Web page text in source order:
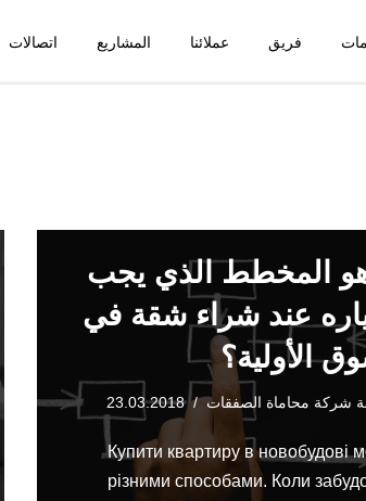
فريق عملائنا المشاريع اتصالات
المخطط الذي يجب
عند شراء شقة في
الأولية؟
شركة محاماة الصفقات 23.03.2018
Купити квартиру в новобудові
різними способами. Коли